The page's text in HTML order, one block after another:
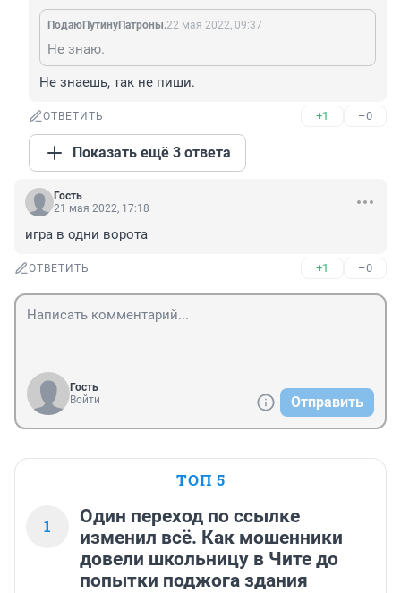
ПодаюПутинуПатроны.22 мая 2022, 09:37
Не знаю.
Не знаешь, так не пиши.
ОТВЕТИТЬ +1 –0
Показать ещё 3 ответа
Гость
21 мая 2022, 17:18
игра в одни ворота
ОТВЕТИТЬ +1 –0
Гость
Войти
Отправить
ТОП 5
1
Один переход по ссылке
изменил всё. Как мошенники
довели школьницу в Чите до
попытки поджога здания